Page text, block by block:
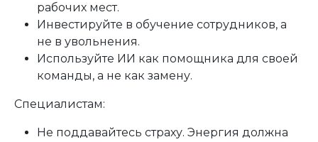
рабочих мест.
Инвестируйте в обучение сотрудников, а
не в увольнения.
Используйте ИИ как помощника для своей
команды, а не как замену.
Специалистам:
Не поддавайтесь страху. Энергия должна